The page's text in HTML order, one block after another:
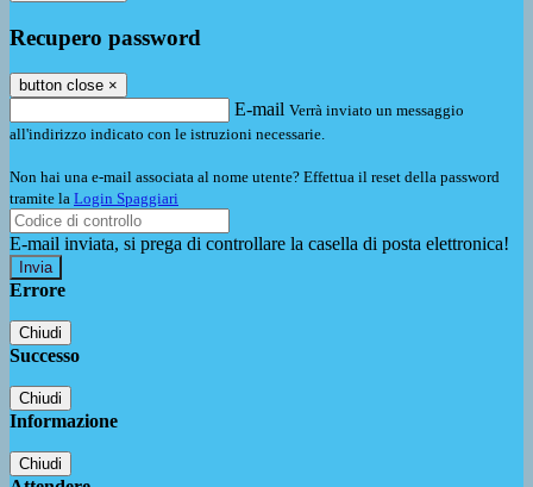
Recupero password
button close ×
E-mail Verrà inviato un messaggio
all'indirizzo indicato con le istruzioni necessarie.
Non hai una e-mail associata al nome utente? Effettua il reset della password
tramite la Login Spaggiari
E-mail inviata, si prega di controllare la casella di posta elettronica!
Errore
Chiudi
Successo
Chiudi
Informazione
Chiudi